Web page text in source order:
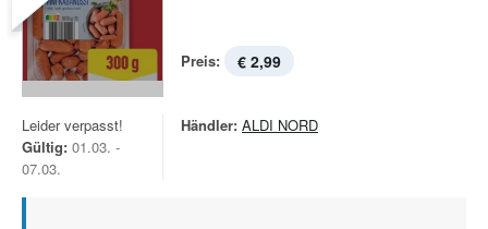
Preis: € 2,99
Leider verpasst!
Gültig: 01.03. -
07.03.
Händler: ALDI NORD